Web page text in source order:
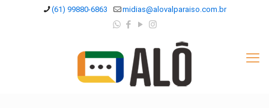
(61) 99880-6863 midias@alovalparaiso.com.br